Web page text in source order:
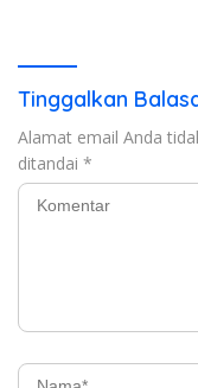
Tinggalkan
Alamat email Anda
ditandai *